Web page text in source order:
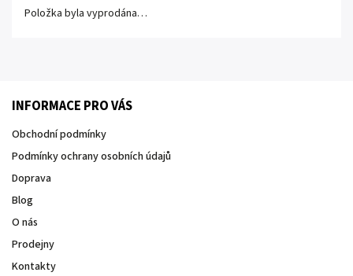
Položka byla vyprodána…
INFORMACE PRO VÁS
Obchodní podmínky
Podmínky ochrany osobních údajů
Doprava
Blog
O nás
Prodejny
Kontakty